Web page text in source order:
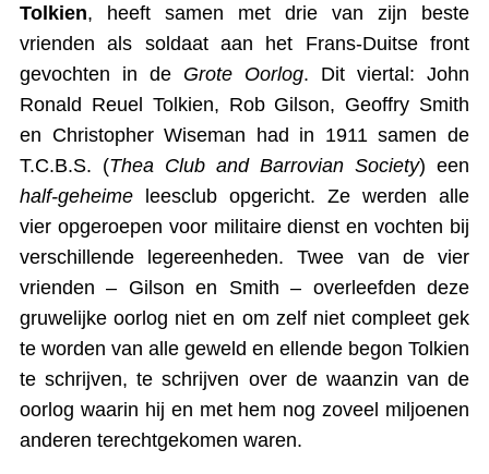
Tolkien, heeft samen met drie van zijn beste
vrienden als soldaat aan het Frans-Duitse front
gevochten in de Grote Oorlog. Dit viertal: John
Ronald Reuel Tolkien, Rob Gilson, Geoffry Smith
en Christopher Wiseman had in 1911 samen de
T.C.B.S. (Thea Club and Barrovian Society) een
half-geheimeleesclub opgericht. Ze werden alle
vier opgeroepen voor militaire dienst en vochten bij
verschillende legereenheden. Twee van de vier
vrienden – Gilson en Smith – overleefden deze
gruwelijke oorlog niet en om zelf niet compleet gek
te worden van alle geweld en ellende begon Tolkien
te schrijven, te schrijven over de waanzin van de
oorlog waarin hij en met hem nog zoveel miljoenen
anderen terechtgekomen waren.